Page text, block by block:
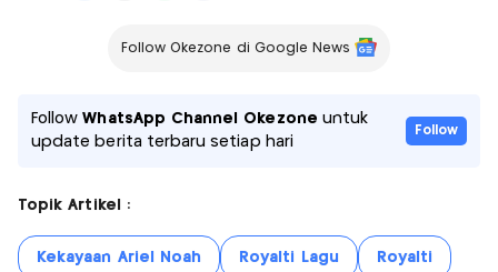
Follow Okezone di Google News
FollowWhatsApp Channel Okezone untuk
update berita terbaru setiap hari
Follow
Topik Artikel :
Kekayaan Ariel Noah Royalti Lagu Royalti